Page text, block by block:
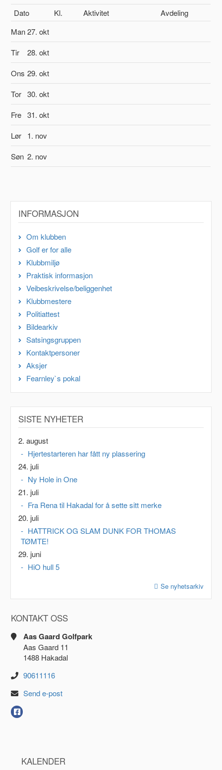
Dato Kl. Aktivitet
Avdeling
Man27. okt
Tir
28. okt
Ons 29. okt
Tor 30. okt
Fre 31. okt
Lør
1. nov
Søn 2. nov
INFORMASJON
Om klubben
Golf er for alle
Klubbmiljø
Praktisk informasjon
Veibeskrivelse/beliggenhet
Klubbmestere
Politiattest
Bildearkiv
Satsingsgruppen
Kontaktpersoner
Aksjer
Fearnley`s pokal
SISTE NYHETER
2. august
Hjertestarteren har fått ny plassering
24. juli
Ny Hole in One
21. juli
Fra Rena til Hakadal for å sette sitt merke
20. juli
HATTRICK OG SLAM DUNK FOR THOMAS
TØMTE!
29. juni
HiO hull 5
Se nyhetsarkiv
KONTAKT OSS
Aas Gaard Golfpark
Aas Gaard 11
1488 Hakadal
90611116
Send e-post
KALENDER